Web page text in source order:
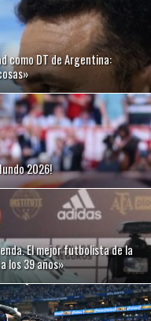
como DT de Argentina:
2026!
El mejor futbolista de la
los 39 años»